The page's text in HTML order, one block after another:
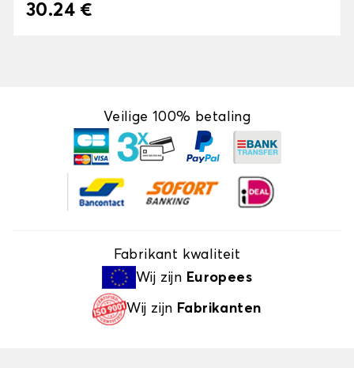
30.24 €
Veilige 100% betaling
Fabrikant kwaliteit
Wij zijn Europees
Wij zijn Fabrikanten